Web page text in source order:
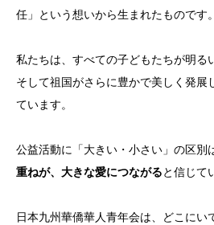
任」という想いから生まれたものです。
私たちは、すべての子どもたちが明る
そして祖国がさらに豊かで美しく発展
ています。
公益活動に「大きい・小さい」の区別
重ねが、大きな愛につながると信じて
日本九州華僑華人青年会は、どこにい